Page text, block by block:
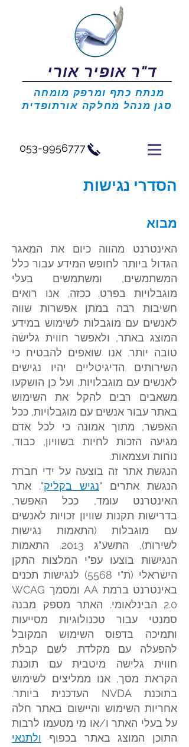
ד"ר אופיר אורי
סגן מנהל מחלקה אורתופדית
053-9956777
הסדרי נגישות
מבוא
האינטרנט מהווה כיום את המאגר
הגדול ביותר לחופש המידע עבור כלל
המשתמשים, ומשתמשים בעלי
מוגבלויות בפרט. ככזה, אנו רואים
חשיבות רבה במתן אפשרות שווה
לאנשים עם מוגבלות לשימוש במידע
המוצג באתר, ולאפשר חווית גלישה
טובה יותר. אנו שואפים להבטיח כי
השירותים הדיגיטליים יהיו נגישים
לאנשים עם מוגבלויות, ועל כן הושקעו
משאבים רבים להקל את השימוש
באתר עבור אנשים עם מוגבלויות, ככל
האפשר, מתוך אמונה כי לכל אדם
מגיעה הזכות לחיות בשוויון, כבוד,
נוחות ועצמאות.
הנגשת אתר זה בוצעה על ידי חברת
הנגשת אתרים "נגיש בקליק". אתר
האינטרנט עומד, ככל האפשר,
בדרישות תקנות שוויון זכויות לאנשים
עם מוגבלות (התאמות נגישות
לש
ירות), התשע"ג 2013. התאמות
הנגישות בוצעו עפ"י המלצות התקן
הישראלי (ת"י 5568) לנגישות תכנים
באינטרנט ברמת AA ומס
מך WCAG
2.0 הבינלאומי. האתר מספק מבנה
סמנטי עבור טכנולוגיות מסייעות
ותמיכה בדפוס השימוש המקובל
להפעלה עם מקלדת. לשם קבלת
חווית גלישה מיטבית עם תוכנת
הקראת מסך, אנו ממליצים לשימוש
בתוכנת NVDA העדכנית ביותר.
אחריות השימוש והיישום באתר חלה
על בעלי האתר ו/או מי מטעמו לרבות
התוכן המוצג באתר בכפוף ולתנאי